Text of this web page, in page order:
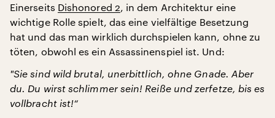
Einerseits Dishonored 2, in dem Architektur eine
wichtige Rolle spielt, das eine vielfältige Besetzung
hat und das man wirklich durchspielen kann, ohne zu
töten, obwohl es ein Assassinenspiel ist. Und:
"Sie sind wild brutal, unerbittlich, ohne Gnade. Aber
du. Du wirst schlimmer sein! Reiße und zerfetze, bis es
vollbracht ist!“